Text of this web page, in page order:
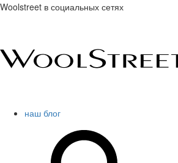
Woolstreet в социальных сетях
наш блог